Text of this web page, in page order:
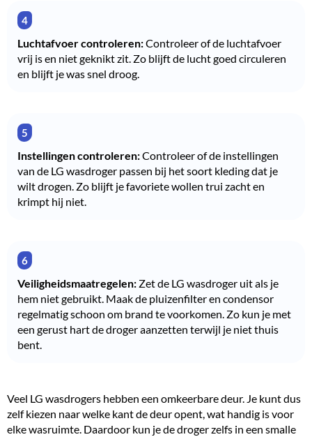
Luchtafvoer controleren:Controleer of de luchtafvoer
vrij is en niet geknikt zit. Zo blijft de lucht goed circuleren
en blijft je was snel droog.
Instellingen controleren:Controleer of de instellingen
van de LG wasdroger passen bij het soort kleding dat je
wilt drogen. Zo blijft je favoriete wollen trui zacht en
krimpt hij niet.
Veiligheidsmaatregelen: Zet de LG wasdroger uit als je
hem niet gebruikt. Maak de pluizenfilter en condensor
regelmatig schoon om brand te voorkomen. Zo kun je met
een gerust hart de droger aanzetten terwijl je niet thuis
bent.
Veel LG wasdrogers hebben een omkeerbare deur. Je kunt dus
zelf kiezen naar welke kant de deur opent, wat handig is voor
elke wasruimte. Daardoor kun je de droger zelfs in een smalle